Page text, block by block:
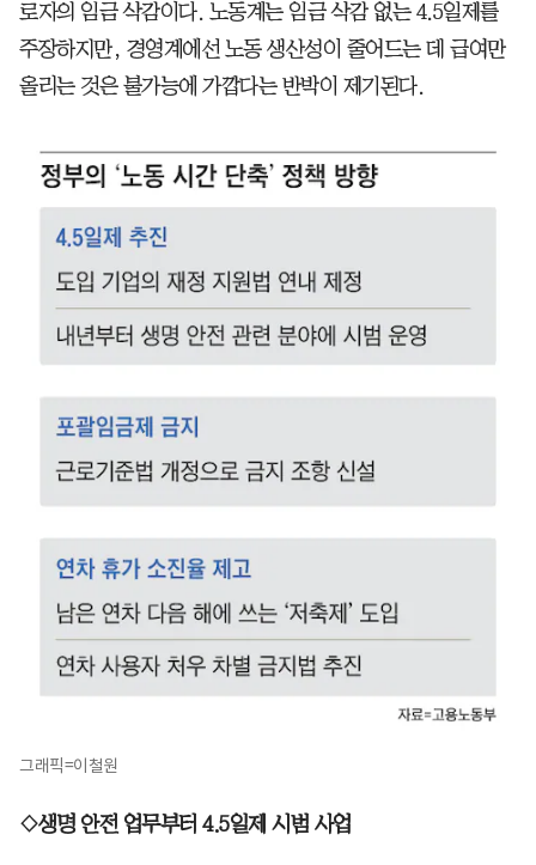
로자의 임금 삭감이다. 노동계는 임금 삭감 없는 4.5일제를
주장하지만, 경영계에선 노동 생산성이 줄어드는 데 급여만
올리는 것은 불가능에 가깝다는 반박이 제기된다.
그래픽=이철원
◇생명 안전 업무부터 4.5일제 시범 사업